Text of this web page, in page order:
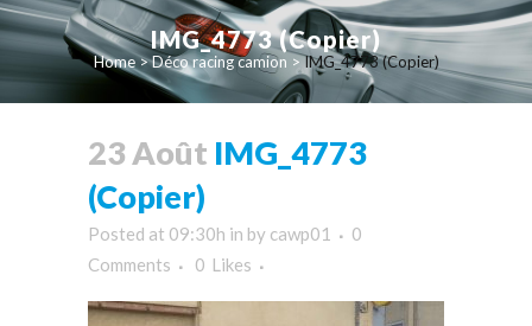
IMG_4773 (Copier)
Home>Déco racing camion >IMG_4773 (Copier)
23 Août IMG_4773
(Copier)
Posted at 09:30h in by cawp01
0
Comments
0 Likes